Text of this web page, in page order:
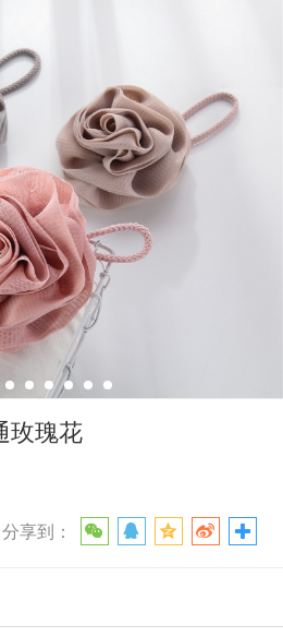
玫瑰花
分享到：